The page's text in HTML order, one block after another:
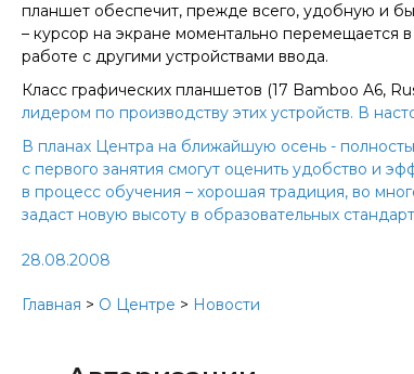
планшет обеспечит, прежде всего, удобную и
– курсор на экране моментально перемещается
работе с другими устройствами ввода.
Класс графических планшетов (17 Bamboo A6,
лидером по производству этих устройств. В
В планах Центра на ближайшую осень -
с первого занятия смогут оценить удобство и
в процесс обучения – хорошая традиция, во
задаст новую высоту в образовательных
28.08.2008
Главная > О Центре > Новости